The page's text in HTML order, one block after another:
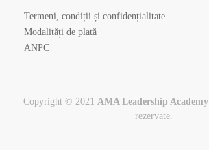
Termeni, condiții și confidențialitate
Modalități de plată
ANPC
Copyright © 2021 AMA Leadership Academy
rezervate.